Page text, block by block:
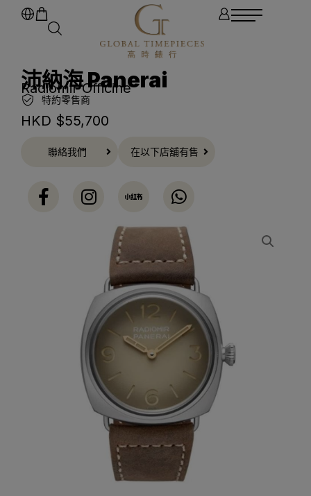
沛納海 Panerai
Radiomir Officine
特約零售商
HKD $55,700
聯絡我們 在以下店舖有售